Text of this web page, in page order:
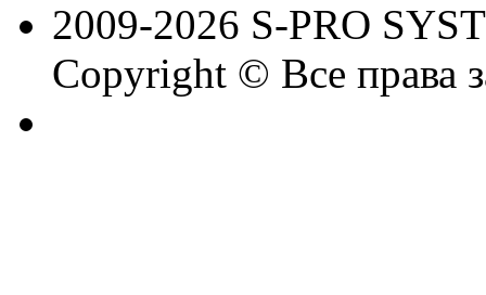
2009-2026 S-PRO
Copyright © Все права